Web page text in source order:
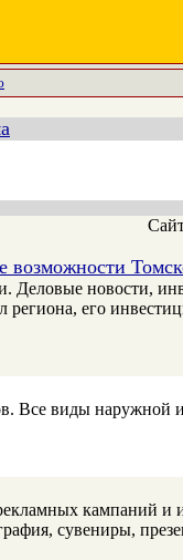
Деловые новости,
его
Все виды наружной
кампаний
сувениры,